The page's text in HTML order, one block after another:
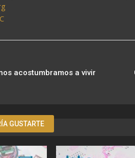
acostumbramos a vivir
GUSTARTE